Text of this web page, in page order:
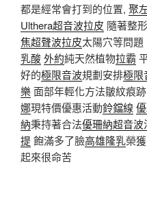
都是經常會打到的位置, 聚
Ulthera超音波拉皮 隨著整
焦超聲波拉皮太陽穴等問題
乳酸外約純天然植物拉霸
好的極限音波規劃安排極限
樂面部年輕化方法皺紋痕
娜現特價優惠活動鈴鐺線
納秉持著合法優珊納超音波
提 飽滿多了臉高雄隆乳榮
起來很命苦